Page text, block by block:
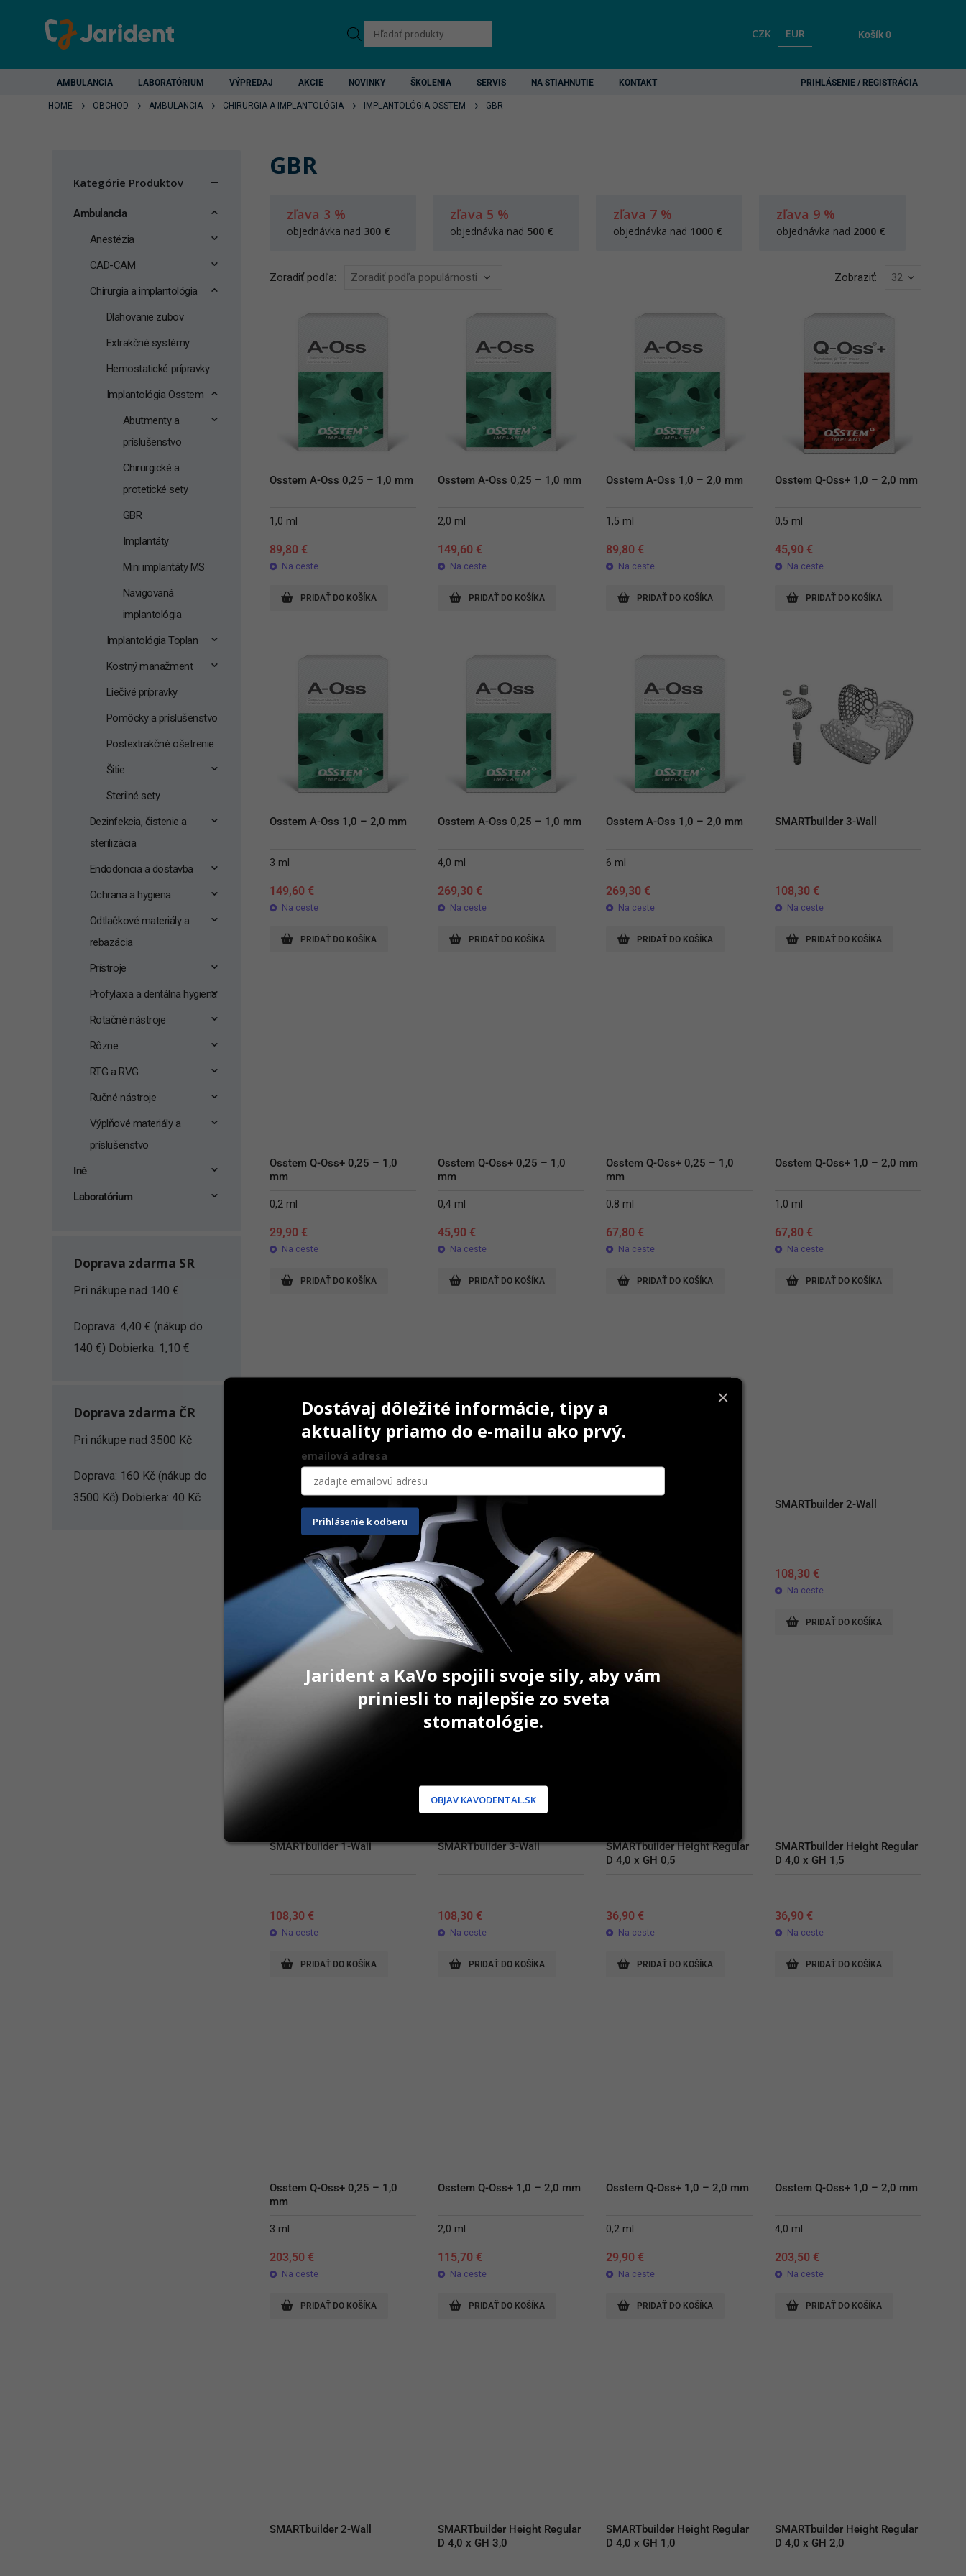
Products
search
CZK EUR Košík0
AMBULANCIA LABORATÓRIUM VÝPREDAJ AKCIE NOVINKY ŠKOLENIA SERVIS NA STIAHNUTIE KONTAKT PRIHLÁSENIE / REGISTRÁCIA
HOME OBCHOD AMBULANCIA CHIRURGIA A IMPLANTOLÓGIA IMPLANTOLÓGIA OSSTEM GBR
GBR
zľava 3 %
objednávka nad 300 €
zľava 5 %
objednávka nad 500 €
zľava 7 %
objednávka nad 1000 €
zľava 9 %
objednávka nad 2000 €
Zoradiť podľa: Zobraziť:
Osstem A-Oss 0,25 – 1,0 mm
1,0 ml
89,80 €
Na ceste
PRIDAŤ DO KOŠÍKA
Osstem A-Oss 0,25 – 1,0 mm
2,0 ml
149,60 €
Na ceste
PRIDAŤ DO KOŠÍKA
Osstem A-Oss 1,0 – 2,0 mm
1,5 ml
89,80 €
Na ceste
PRIDAŤ DO KOŠÍKA
Osstem Q-Oss+ 1,0 – 2,0 mm
0,5 ml
45,90 €
Na ceste
PRIDAŤ DO KOŠÍKA
Osstem A-Oss 1,0 – 2,0 mm
3 ml
149,60 €
Na ceste
PRIDAŤ DO KOŠÍKA
Osstem A-Oss 0,25 – 1,0 mm
4,0 ml
269,30 €
Na ceste
PRIDAŤ DO KOŠÍKA
Osstem A-Oss 1,0 – 2,0 mm
6 ml
269,30 €
Na ceste
PRIDAŤ DO KOŠÍKA
SMARTbuilder 3-Wall
108,30 €
Na ceste
PRIDAŤ DO KOŠÍKA
Osstem Q-Oss+ 0,25 – 1,0
mm
0,2 ml
29,90 €
Na ceste
PRIDAŤ DO KOŠÍKA
Osstem Q-Oss+ 0,25 – 1,0
mm
0,4 ml
45,90 €
Na ceste
PRIDAŤ DO KOŠÍKA
Osstem Q-Oss+ 0,25 – 1,0
mm
0,8 ml
67,80 €
Na ceste
PRIDAŤ DO KOŠÍKA
Osstem Q-Oss+ 1,0 – 2,0 mm
1,0 ml
67,80 €
Na ceste
PRIDAŤ DO KOŠÍKA
SMARTbuilder 2-Wall
108,30 €
PRIDAŤ DO KOŠÍKA
Osstem Q-Oss+ 0,25 – 1,0
mm
1,5 ml
115,70€
Na ceste
PRIDAŤ DO KOŠÍKA
108,30
Na ceste
PRIDAŤ DO KOŠÍKA
SMARTbuilder 2-Wall
108,30 €
Na ceste
PRIDAŤ DO KOŠÍKA
SMARTbuilder 1-Wall
108,30 €
Na ceste
PRIDAŤ DO KOŠÍKA
SMARTbuilder 3-Wall
108,30 €
Na ceste
PRIDAŤ DO KOŠÍKA
SMARTbuilder Height Regular
D 4,0 x GH 0,5
36,90 €
Na ceste
PRIDAŤ DO KOŠÍKA
SMARTbuilder Height Regular
D 4,0 x GH 1,5
36,90 €
Na ceste
PRIDAŤ DO KOŠÍKA
Osstem Q-Oss+ 0,25 – 1,0
mm
3 ml
203,50 €
Na ceste
PRIDAŤ DO KOŠÍKA
Osstem Q-Oss+ 1,0 – 2,0 mm
2,0 ml
115,70 €
Na ceste
PRIDAŤ DO KOŠÍKA
Osstem Q-Oss+ 1,0 – 2,0 mm
0,2 ml
29,90 €
Na ceste
PRIDAŤ DO KOŠÍKA
Osstem Q-Oss+ 1,0 – 2,0 mm
4,0 ml
203,50 €
Na ceste
PRIDAŤ DO KOŠÍKA
SMARTbuilder 2-Wall
SMARTbuilder Height Regular
D 4,0 x GH 3,0
SMARTbuilder Height Regular
D 4,0 x GH 1,0
SMARTbuilder Height Regular
D 4,0 x GH 2,0
Kategórie Produktov
Ambulancia
Anestézia
CAD-CAM
Chirurgia a implantológia
Dlahovanie zubov
Extrakčné systémy
Hemostatické prípravky
Implantológia Osstem
Abutmenty a
príslušenstvo
Chirurgické a
protetické sety
GBR
Implantáty
Mini implantáty MS
Navigovaná
implantológia
Implantológia Toplan
Kostný manažment
Liečivé prípravky
Pomôcky a príslušenstvo
Postextrakčné ošetrenie
Šitie
Sterilné sety
Dezinfekcia, čistenie a
sterilizácia
Endodoncia a dostavba
Ochrana a hygiena
Odtlačkové materiály a
rebazácia
Prístroje
Profylaxia a dentálna hygiena
Rotačné nástroje
Rôzne
RTG a RVG
Ručné nástroje
Výplňové materiály a
príslušenstvo
Iné
Laboratórium
Doprava zdarma SR
Pri nákupe nad 140 €
Doprava: 4,40 € (nákup do
140 €) Dobierka: 1,10 €
Doprava zdarma ČR
Pri nákupe nad 3500 Kč
Doprava: 160 Kč (nákup do
3500 Kč) Dobierka: 40 Kč
Dostávaj dôležité informácie, tipy a
aktuality priamo do e-mailu ako prvý.
emailová adresa
Prihlásenie k odberu
Jarident a KaVo spojili svoje sily, aby vám
priniesli to najlepšie zo sveta
stomatológie.
OBJAV KAVODENTAL.SK